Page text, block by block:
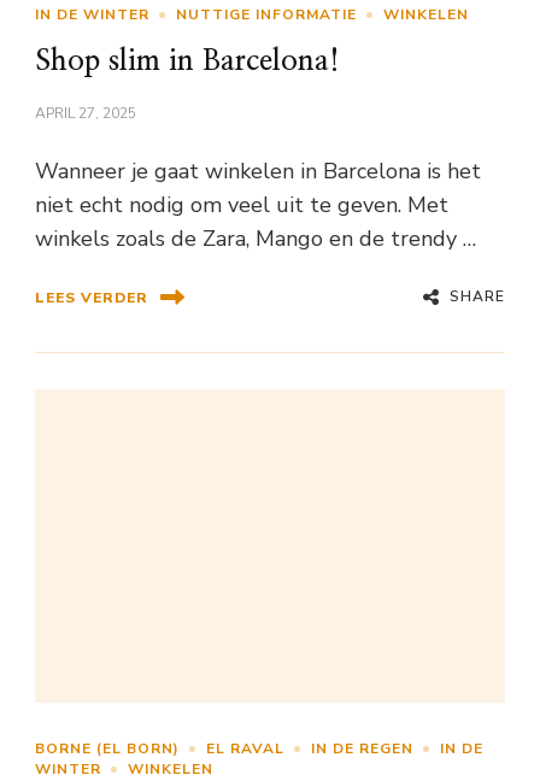
IN DE WINTER NUTTIGE INFORMATIE WINKELEN
Shop slim in Barcelona!
APRIL 27, 2025
Wanneer je gaat winkelen in Barcelona is het
niet echt nodig om veel uit te geven. Met
winkels zoals de Zara, Mango en de trendy …
LEES VERDER SHARE
BORNE (EL BORN) EL RAVAL IN DE REGEN
IN DE
WINTER
WINKELEN